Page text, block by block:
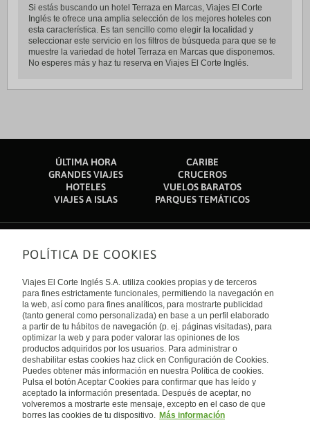
Si estás buscando un hotel Terraza en Marcas, Viajes El Corte
Inglés te ofrece una amplia selección de los mejores hoteles con
esta característica. Es tan sencillo como elegir la localidad y
seleccionar este servicio en los filtros de búsqueda para que se te
muestre la variedad de hotel Terraza en Marcas que disponemos.
No esperes más y haz tu reserva en Viajes El Corte Inglés.
ÚLTIMA HORA
CARIBE
GRANDES VIAJES
CRUCEROS
HOTELES
VUELOS BARATOS
VIAJES A ISLAS
PARQUES TEMÁTICOS
Sobre nosotros
Quiénes somos
Financiación
Sostenibilidad
Turismo accesible
Tarjeta El Corte Inglés
Trabaja con nosotros
El Corte Inglés
Canal Ético
Enlaces de interés
Guías de viaje
Catálogos
Auto check-in
Condiciones Generales
Política de privacidad
Política de cookies
Accesibilidad
Empresas/ Grupos
Internacional
España
Visita nuestro blog
Blog de Viajes el Corte inglés
POLÍTICA DE COOKIES
Viajes El Corte Inglés S.A. utiliza cookies propias y de terceros
para fines estrictamente funcionales, permitiendo la navegación en
la web, así como para fines analíticos, para mostrarte publicidad
(tanto general como personalizada) en base a un perfil elaborado
a partir de tu hábitos de navegación (p. ej. páginas visitadas), para
optimizar la web y para poder valorar las opiniones de los
productos adquiridos por los usuarios. Para administrar o
deshabilitar estas cookies haz click en Configuración de Cookies.
Puedes obtener más información en nuestra Política de cookies.
Pulsa el botón Aceptar Cookies para confirmar que has leído y
aceptado la información presentada. Después de aceptar, no
volveremos a mostrarte este mensaje, excepto en el caso de que
borres las cookies de tu dispositivo. Más información